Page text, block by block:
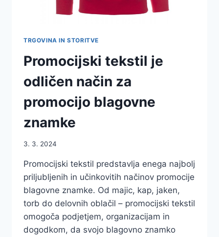
TRGOVINA IN STORITVE
Promocijski tekstil je
odličen način za
promocijo blagovne
znamke
3. 3. 2024
Promocijski tekstil predstavlja enega najbolj
priljubljenih in učinkovitih načinov promocije
blagovne znamke. Od majic, kap, jaken,
torb do delovnih oblačil – promocijski tekstil
omogoča podjetjem, organizacijam in
dogodkom, da svojo blagovno znamko